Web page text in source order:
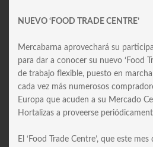
NUEVO ‘FOOD TRADE CENTRE’
Mercabarna aprovechará su
para dar a conocer su nuevo ‘Food
de trabajo flexible, puesto en
cada vez más numerosos
Europa que acuden a su Mercado
Hortalizas a proveerse
El ‘Food Trade Centre’, que este